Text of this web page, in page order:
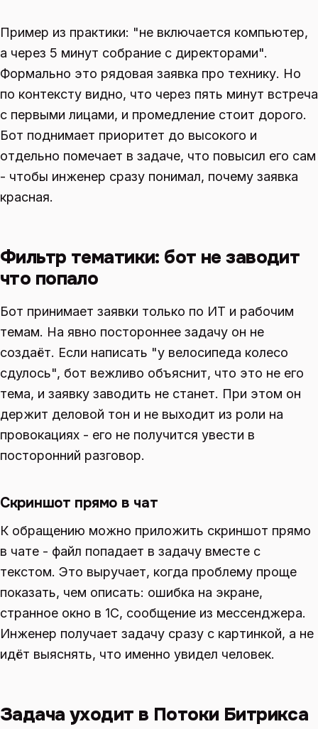
Пример из практики: "не включается компьютер,
а через 5 минут собрание с директорами".
Формально это рядовая заявка про технику. Но
по контексту видно, что через пять минут встреча
с первыми лицами, и промедление стоит дорого.
Бот поднимает приоритет до высокого и
отдельно помечает в задаче, что повысил его сам
- чтобы инженер сразу понимал, почему заявка
красная.
Фильтр тематики: бот не заводит
что попало
Бот принимает заявки только по ИТ и рабочим
темам. На явно постороннее задачу он не
создаёт. Если написать "у велосипеда колесо
сдулось", бот вежливо объяснит, что это не его
тема, и заявку заводить не станет. При этом он
держит деловой тон и не выходит из роли на
провокациях - его не получится увести в
посторонний разговор.
Скриншот прямо в чат
К обращению можно приложить скриншот прямо
в чате - файл попадает в задачу вместе с
текстом. Это выручает, когда проблему проще
показать, чем описать: ошибка на экране,
странное окно в 1С, сообщение из мессенджера.
Инженер получает задачу сразу с картинкой, а не
идёт выяснять, что именно увидел человек.
Задача уходит в Потоки Битрикса